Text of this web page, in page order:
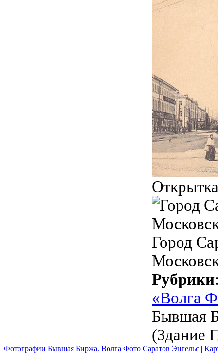
Город
Рубрики
«Волга
Бывшая
(Здание
Фотографии Бывшая Биржа. Волга Фото Саратов Энгельс |